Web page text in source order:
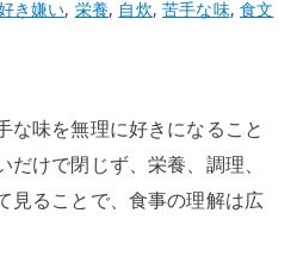
き嫌い, 栄養, 自炊,苦手な味, 食文
な味を無理に好きになること
けで閉じず、栄養、調理、
見ることで、食事の理解は広